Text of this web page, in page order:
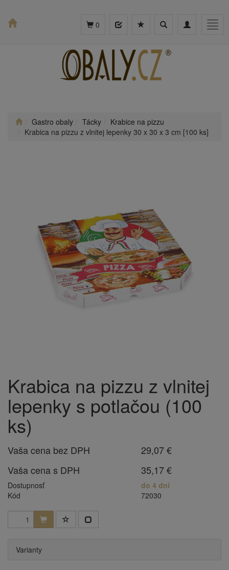
Toggle
Toggle
0
Gastro obaly Tácky
Krabice na pizzu
Krabica na pizzu z vlnitej lepenky 30 x 30 x 3 cm [100 ks]
Krabica na pizzu z vlnitej
lepenky s potlačou (100
ks)
Vaša cena bez DPH
29,07 €
Vaša cena s DPH
35,17 €
Dostupnosť
do 4 dní
Kód
72030
Varianty